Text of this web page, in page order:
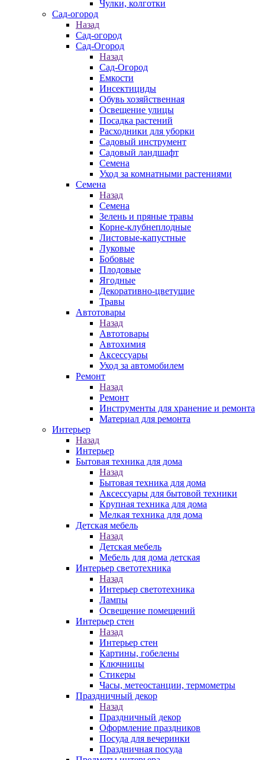
Чулки, колготки
Сад-огород
Назад
Сад-огород
Сад-Огород
Назад
Сад-Огород
Емкости
Инсектициды
Обувь хозяйственная
Освещение улицы
Посадка растений
Расходники для уборки
Садовый инструмент
Садовый ландшафт
Семена
Уход за комнатными растениями
Семена
Назад
Семена
Зелень и пряные травы
Корне-клубнеплодные
Листовые-капустные
Луковые
Бобовые
Плодовые
Ягодные
Декоративно-цветущие
Травы
Автотовары
Назад
Автотовары
Автохимия
Аксессуары
Уход за автомобилем
Ремонт
Назад
Ремонт
Инструменты для хранение и ремонта
Материал для ремонта
Интерьер
Назад
Интерьер
Бытовая техника для дома
Назад
Бытовая техника для дома
Аксессуары для бытовой техники
Крупная техника для дома
Мелкая техника для дома
Детская мебель
Назад
Детская мебель
Мебель для дома детская
Интерьер светотехника
Назад
Интерьер светотехника
Лампы
Освещение помещений
Интерьер стен
Назад
Интерьер стен
Картины, гобелены
Ключницы
Стикеры
Часы, метеостанции, термометры
Праздничный декор
Назад
Праздничный декор
Оформление праздников
Посуда для вечеринки
Праздничная посуда